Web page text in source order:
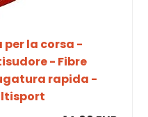
per la corsa -
- Fibre
rapida -